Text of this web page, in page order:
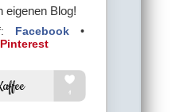
eigenen Blog!
Facebook
•
Pinterest